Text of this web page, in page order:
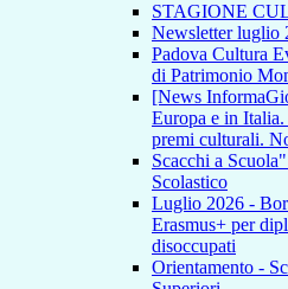
STAGIONE
Newsletter luglio
Padova Cultura
di Patrimonio
[News
Europa e in
premi culturali.
Scacchi a
Scolastico
Luglio 2026 -
Erasmus+ per
disoccupati
Orientamento -